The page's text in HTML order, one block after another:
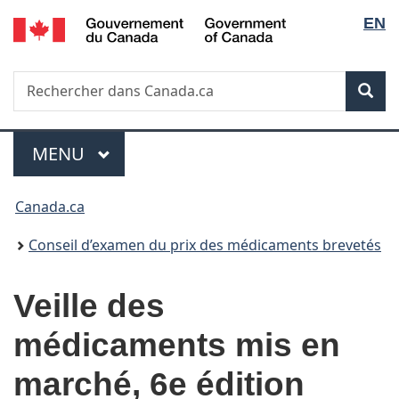
Passer
au
principal
Passer
à
Au
du
Passer
à
version
simplifiée
de
la
EN
Recherche
Menu
MENU PRINCIPAL
Vous
êtes
Canada.ca
Conseil d’examen du prix des médicaments brevetés
Veille des
médicaments mis en
marché, 6e édition